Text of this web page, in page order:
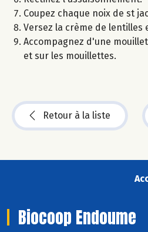
Coupez chaque noix de st
Versez la crème de lentilles
Accompagnez d'une
et sur les mouillettes.
Retour à la liste
Biocoop Endoume